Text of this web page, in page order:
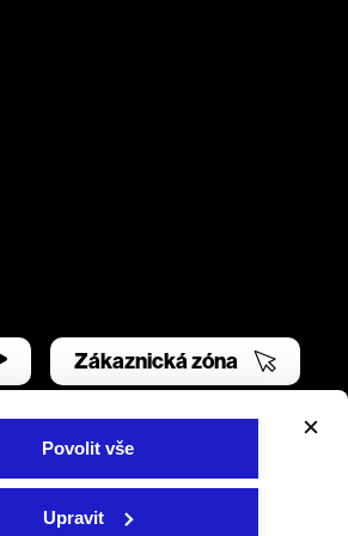
Povolit vše
Upravit
Zákaznická zóna